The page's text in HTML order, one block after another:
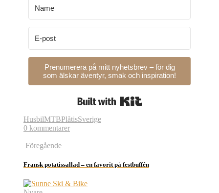
Prenumerera på mitt nyhetsbrev – för dig
som älskar äventyr, smak och inspiration!
HusbilMTBPlåtisSverige
0 kommentarer
Föregående
Fransk potatissallad – en favorit på festbuffén